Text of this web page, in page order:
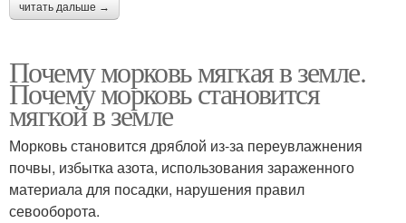
читать дальше →
Почему морковь мягкая в земле.
Почему морковь становится
мягкой в земле
Морковь становится дряблой из-за переувлажнения
почвы, избытка азота, использования зараженного
материала для посадки, нарушения правил
севооборота.